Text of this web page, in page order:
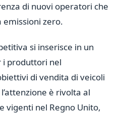
di nuovi operatori che
emissioni zero.
si inserisce in un
i produttori nel
di vendita di veicoli
è rivolta al
vigenti nel Regno Unito,